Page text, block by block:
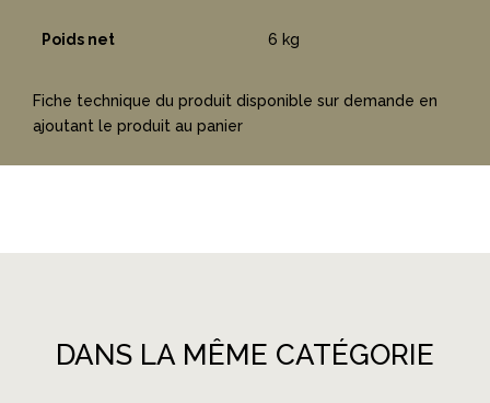
Poids net 6 kg
Fiche technique du produit disponible sur demande en
ajoutant le produit au panier
DANS LA MÊME CATÉGORIE